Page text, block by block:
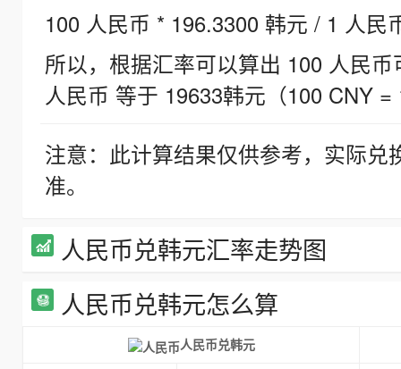
100 人民币 * 196.3300 韩元 / 1 人民
所以，根据汇率可以算出 100 人民
人民币 等于 19633韩元（100 CNY =
注意：此计算结果仅供参考，实际
准。
人民币兑韩元汇率走势图
人民币兑韩元怎么算
人民币兑韩元